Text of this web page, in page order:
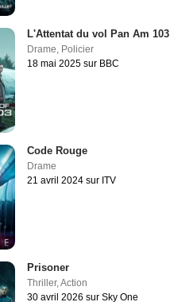
L'Attentat du vol Pan Am 103
Drame, Policier
18 mai 2025 sur BBC
Code Rouge
Drame
21 avril 2024 sur ITV
Prisoner
Thriller,Action
30 avril 2026 sur Sky One